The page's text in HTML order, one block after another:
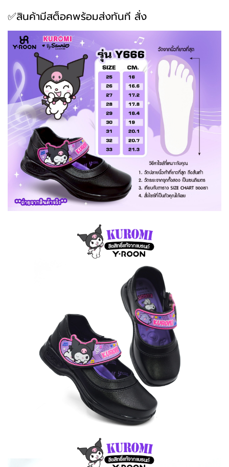
✅สินค้ามีสต็อคพร้อมส่งทันที สั่ง